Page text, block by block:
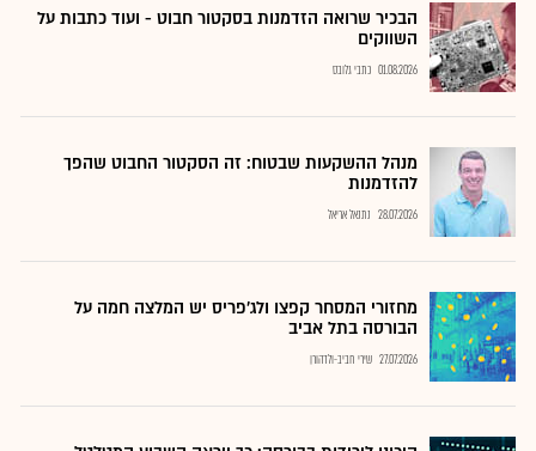
הבכיר שרואה הזדמנות בסקטור חבוט - ועוד כתבות על
השווקים
01.08.2026 כתבי גלובס
מנהל ההשקעות שבטוח: זה הסקטור החבוט שהפך
להזדמנות
28.07.2026 נתנאל אריאל
מחזורי המסחר קפצו ולג'פריס יש המלצה חמה על
הבורסה בתל אביב
27.07.2026 שירי חביב-ולדהורן